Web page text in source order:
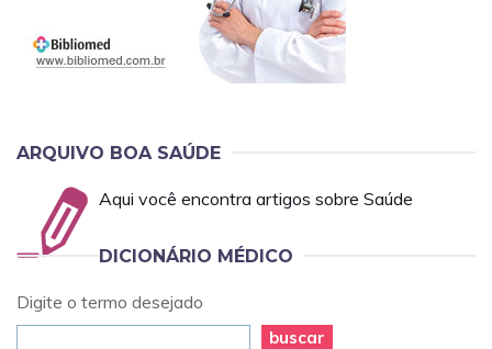
ARQUIVO BOA SAÚDE
Aqui você encontra artigos sobre Saúde
DICIONÁRIO MÉDICO
Digite o termo desejado
buscar